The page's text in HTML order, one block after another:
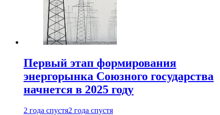
Первый этап формирования
энергорынка Союзного государства
начнется в 2025 году
2 года спустя2 года спустя